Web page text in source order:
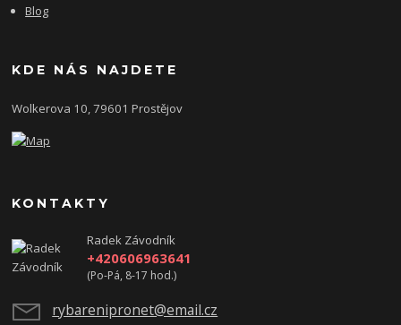
Blog
KDE NÁS NAJDETE
Wolkerova 10, 79601 Prostějov
KONTAKTY
Radek Závodník
+420606963641
(Po-Pá, 8-17 hod.)
rybarenipronet@email.cz